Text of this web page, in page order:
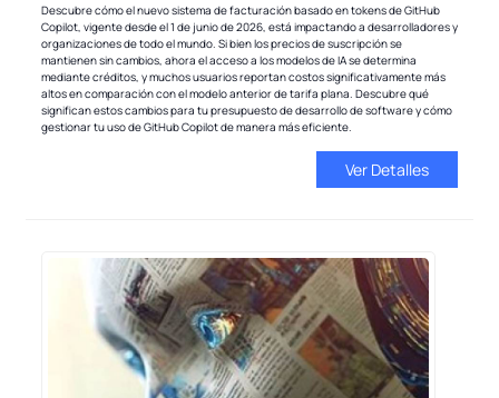
Descubre cómo el nuevo sistema de facturación basado en tokens de GitHub
Copilot, vigente desde el 1 de junio de 2026, está impactando a desarrolladores y
organizaciones de todo el mundo. Si bien los precios de suscripción se
mantienen sin cambios, ahora el acceso a los modelos de IA se determina
mediante créditos, y muchos usuarios reportan costos significativamente más
altos en comparación con el modelo anterior de tarifa plana. Descubre qué
significan estos cambios para tu presupuesto de desarrollo de software y cómo
gestionar tu uso de GitHub Copilot de manera más eficiente.
Ver Detalles